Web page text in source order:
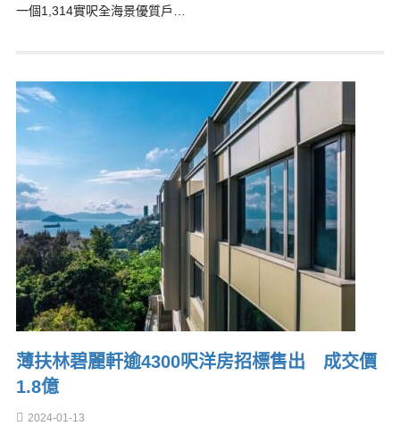
一個1,314實呎全海景優質戶…
薄扶林碧麗軒逾4300呎洋房招標售出 成交價
1.8億
2024-01-13